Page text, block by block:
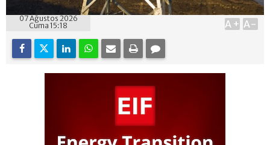
07 Ağustos 2026
Cuma 15:18
A+ A-